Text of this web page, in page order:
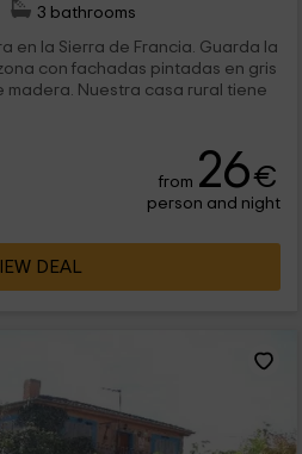
3 bathrooms
en la Sierra de Francia. Guarda la
con fachadas pintadas en gris
madera. Nuestra casa rural tiene
from 26€
person and night
DEAL